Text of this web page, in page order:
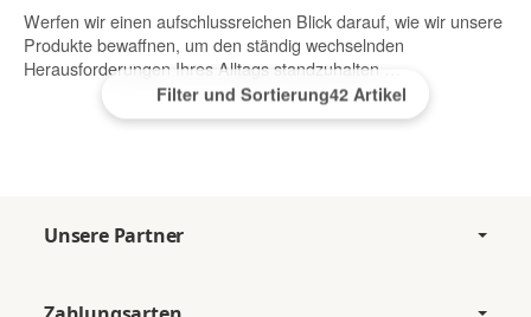
Filter und Sortierung42 Artikel
Werfen wir einen aufschlussreichen Blick darauf, wie wir unsere
Produkte bewaffnen, um den ständig wechselnden
Herausforderungen Ihres Alltags standzuhalten …
Unsere Partner